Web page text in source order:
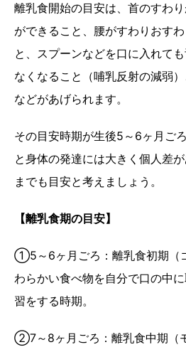
離乳食開始の目安は、首のすわ
ができること、腰がすわりおす
と、スプーンなどを口に入れて
なくなること（哺乳反射の減弱
などがあげられます。
その目安時期が生後5～6ヶ月ご
と身体の発達には大きく個人差
までも目安と考えましょう。
【離乳食期の目安】
①5～6ヶ月ごろ：離乳食初期（
わらかい食べ物を自分で口の中
習をする時期。
②7～8ヶ月ごろ：離乳食中期（